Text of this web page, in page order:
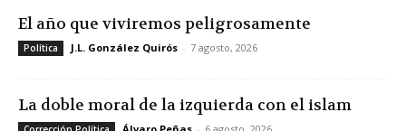
El año que viviremos peligrosamente
Política J.L. González Quirós - 7 agosto, 2026
La doble moral de la izquierda con el islam